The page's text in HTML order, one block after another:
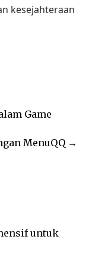
kesejahteraan
Game
MenuQQ →
untuk